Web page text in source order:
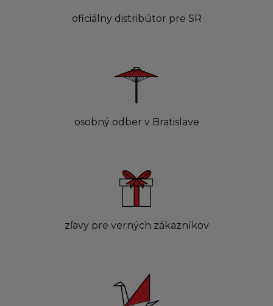
oficiálny distribútor pre SR
osobný odber v Bratislave
zľavy pre verných zákazníkov